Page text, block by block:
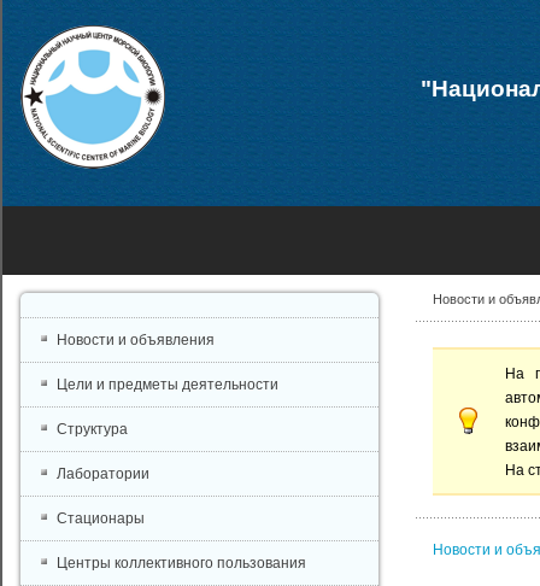
Новости и
На
На
Новости и
Новости и объявления
Цели и предметы деятельности
Структура
Лаборатории
Стационары
Центры коллективного пользования